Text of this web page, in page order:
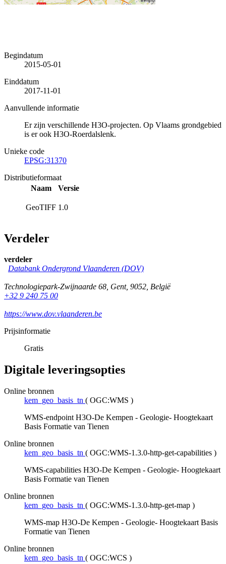
Begindatum
2015-05-01
Einddatum
2017-11-01
Aanvullende informatie
Er zijn verschillende H3O-projecten. Op Vlaams grondgebied
is er ook H3O-Roerdalslenk.
Unieke code
EPSG:31370
Distributieformaat
Naam
Versie
GeoTIFF 1.0
Verdeler
verdeler
Databank Ondergrond Vlaanderen (DOV)
Technologiepark-Zwijnaarde 68, Gent, 9052, België
+32 9 240 75 00
https://www.dov.vlaanderen.be
Prijsinformatie
Gratis
Digitale leveringsopties
Online bronnen
kem_geo_basis_tn ( OGC:WMS )
WMS-endpoint H3O-De Kempen - Geologie- Hoogtekaart
Basis Formatie van Tienen
Online bronnen
kem_geo_basis_tn ( OGC:WMS-1.3.0-http-get-capabilities )
WMS-capabilities H3O-De Kempen - Geologie- Hoogtekaart
Basis Formatie van Tienen
Online bronnen
kem_geo_basis_tn ( OGC:WMS-1.3.0-http-get-map )
WMS-map H3O-De Kempen - Geologie- Hoogtekaart Basis
Formatie van Tienen
Online bronnen
kem_geo_basis_tn ( OGC:WCS )